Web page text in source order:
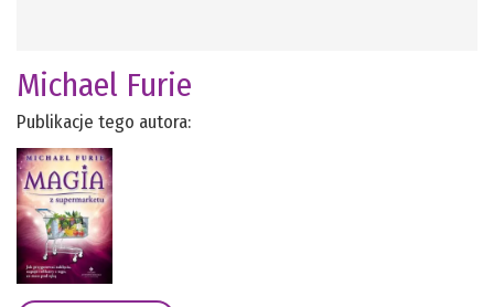
Michael Furie
Publikacje tego autora: